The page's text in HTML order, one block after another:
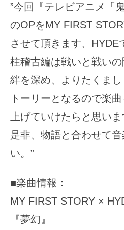
”今回『テレビアニメ「
のOPをMY FIRST
させて頂きます、HYDE
柱稽古編は戦いと戦い
絆を深め、よりたくま
トーリーとなるので楽
上げていけたらと思いま
是非、物語と合わせて
い。”
■楽曲情報：
MY FIRST STORY ×
『夢幻』